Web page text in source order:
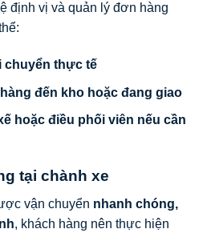
định vị và quản lý đơn hàng
chuyển thực tế
đến kho hoặc đang giao
hoặc điều phối viên nếu cần
tại chành xe
vận chuyển nhanh chóng,
, khách hàng nên thực hiện